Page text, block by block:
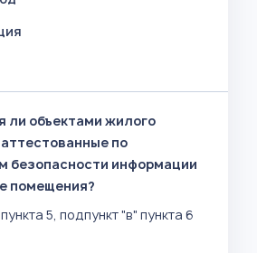
ли объектами жилого
по
безопасности информации
помещения?
5, подпункт "в" пункта 6